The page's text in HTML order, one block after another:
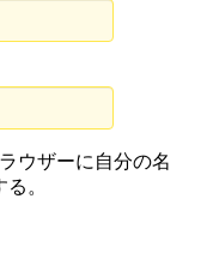
ウザーに自分の名
。